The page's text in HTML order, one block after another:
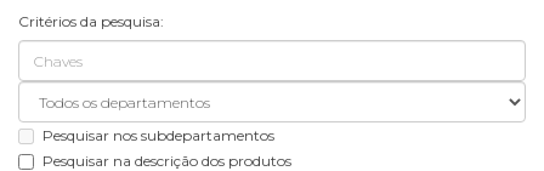
Critérios da pesquisa:
Pesquisar nos subdepartamentos
Pesquisar na descrição dos produtos